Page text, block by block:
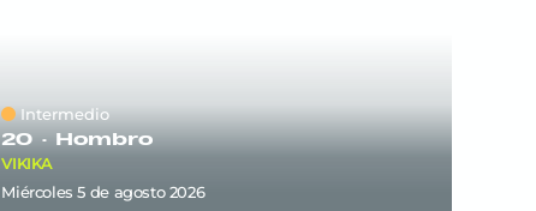
Intermedio
20 · Hombro
VIKIKA
miércoles 5 de agosto 2026